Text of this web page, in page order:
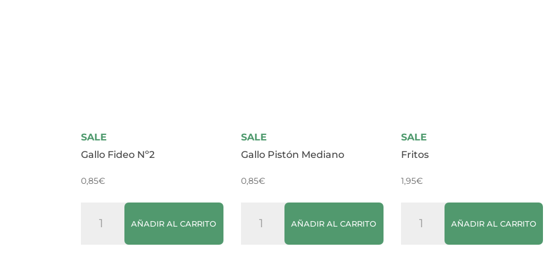
SALE
Gallo Fideo Nº2
0,85€
Fideo
AÑADIR AL CARRITO
SALE
Gallo Pistón Mediano
0,85€
Pistón
AÑADIR AL CARRITO
SALE
Fritos
1,95€
cantidad
AÑADIR AL CARRITO